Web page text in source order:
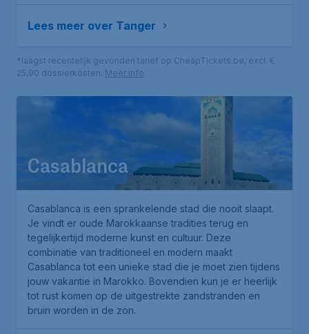
Lees meer over Tanger
*laagst recentelijk gevonden tarief op CheapTickets.be, excl. €
25,90 dossierkosten. Meer info
Casablanca
Casablanca is een sprankelende stad die nooit slaapt.
Je vindt er oude Marokkaanse tradities terug en
tegelijkertijd moderne kunst en cultuur. Deze
combinatie van traditioneel en modern maakt
Casablanca tot een unieke stad die je moet zien tijdens
jouw vakantie in Marokko. Bovendien kun je er heerlijk
tot rust komen op de uitgestrekte zandstranden en
bruin worden in de zon.